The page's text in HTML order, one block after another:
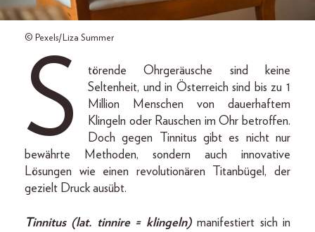
© Pexels/Liza Summer
S
törende Ohrgeräusche sind keine
Seltenheit, und in Österreich sind bis zu 1
Million Menschen von dauerhaftem
Klingeln oder Rauschen im Ohr betroffen.
Doch gegen Tinnitus gibt es nicht nur
bewährte Methoden, sondern auch innovative
Lösungen wie einen revolutionären Titanbügel, der
gezielt Druck ausübt.
Tinnitus (lat. tinnire = klingeln)manifestiert sich in